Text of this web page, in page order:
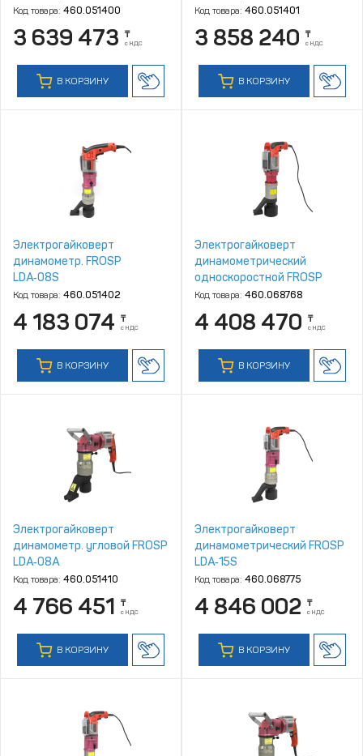
Код товара: 460.051400
3 639 473 ₸
с НДС
В КОРЗИНУ
Код товара: 460.051401
3 858 240 ₸
с НДС
В КОРЗИНУ
Электрогайковерт
динамометр. FROSP
LDA‑08S
Код товара: 460.051402
4 183 074 ₸
с НДС
В КОРЗИНУ
Электрогайковерт
динамометрический
односкоростной FROSP
LDA‑15
Код товара: 460.068768
4 408 470 ₸
с НДС
В КОРЗИНУ
Электрогайковерт
динамометр. угловой FROSP
LDA‑08A
Код товара: 460.051410
4 766 451 ₸
с НДС
В КОРЗИНУ
Электрогайковерт
динамометрический FROSP
LDA‑15S
Код товара: 460.068775
4 846 002 ₸
с НДС
В КОРЗИНУ